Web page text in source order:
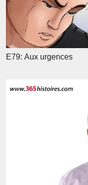
E79: Aux urgences